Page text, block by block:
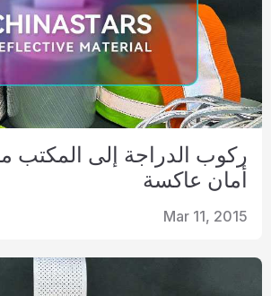
ركوب الدراجة إلى المكتب
أمان عاكسة
Mar 11, 2015